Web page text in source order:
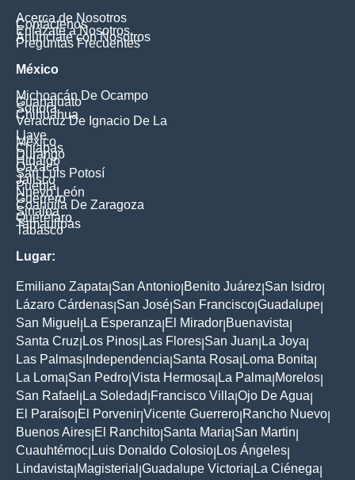
Acerca de Nosotros
Contáctenos
Enlázate a Nosotros
Anúnciate con Nosotros
Preguntas Frecuentes
México
Michoacán De Ocampo
Guanajuato
Sonora
Chihuahua
Veracruz De Ignacio De La
Llave
México
Chiapas
Durango
Hidalgo
Oaxaca
San Luis Potosí
Jalisco
Puebla
Nuevo León
Guerrero
Coahuila De Zaragoza
Sinaloa
Querétaro
Tamaulipas
Tabasco
Lugar:
Emiliano Zapata San Antonio Benito Juárez San Isidro
Lázaro Cárdenas San José San Francisco Guadalupe
San Miguel
La Esperanza El Mirador Buenavista
Santa Cruz Los Pinos Las Flores San Juan La Joya
Las Palmas Independencia Santa Rosa Loma Bonita
La Loma San Pedro Vista Hermosa La Palma Morelos
San Rafael
La Soledad Francisco Villa Ojo De Agua
El Paraíso El Porvenir Vicente Guerrero Rancho Nuevo
Buenos Aires El Ranchito Santa Maria San Martin
Cuauhtémoc Luis Donaldo Colosio Los Ángeles
Lindavista Magisterial Guadalupe Victoria La Ciénega